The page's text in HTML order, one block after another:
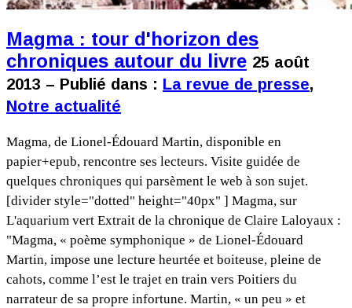
Magma : tour d'horizon des
chroniques autour du livre 25 août
2013 – Publié dans : La revue de presse,
Notre actualité
Magma, de Lionel-Édouard Martin, disponible en
papier+epub, rencontre ses lecteurs. Visite guidée de
quelques chroniques qui parsèment le web à son sujet.
[divider style="dotted" height="40px" ] Magma, sur
L'aquarium vert Extrait de la chronique de Claire Laloyaux :
"Magma, « poème symphonique » de Lionel-Édouard
Martin, impose une lecture heurtée et boiteuse, pleine de
cahots, comme l’est le trajet en train vers Poitiers du
narrateur de sa propre infortune. Martin, « un peu » et